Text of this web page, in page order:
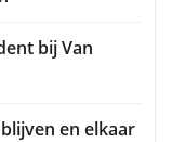
bij Van
en elkaar